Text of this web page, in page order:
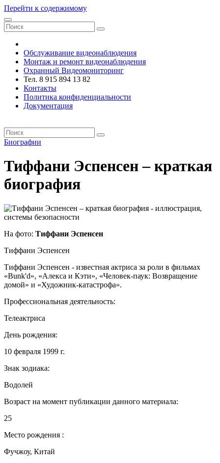
Перейти к содержимому
Обслуживание видеонаблюдения
Монтаж и ремонт видеонаблюдения
Охранный Видеомониторинг
Тел. 8 915 894 13 82
Контакты
Политика конфиденциальности
Документация
Биографии
Тиффани Эспенсен – краткая
биография
На фото: Тиффани Эспенсен
Тиффани Эспенсен
Тиффани Эспенсен - известная актриса за роли в фильмах
«Bunk'd», «Алекса и Кэти», «Человек-паук: Возвращение
домой» и «Художник-катастрофа».
Профессиональная деятельность:
Телеактриса
День рождения:
10 февраля 1999 г.
Знак зодиака:
Водолей
Возраст на момент публикации данного материала:
25
Место рождения :
Фучжоу, Китай